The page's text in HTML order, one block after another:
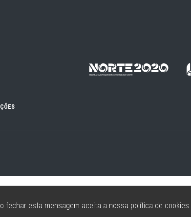
fechar esta mensagem aceita a nossa política de cookies.